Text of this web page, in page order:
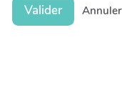
Valider Annuler